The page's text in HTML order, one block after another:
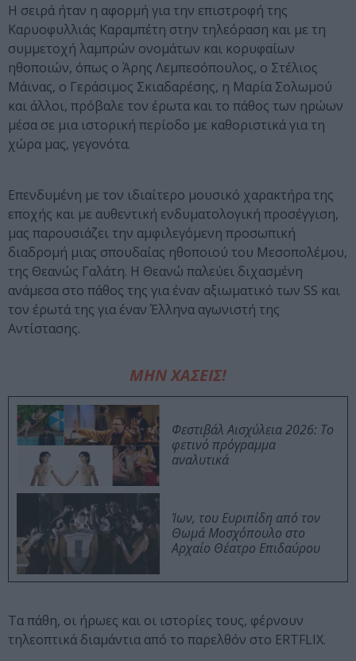
Η σειρά ήταν η αφορμή για την επιστροφή της
Καρυοφυλλιάς Καραμπέτη στην τηλεόραση και με τη
συμμετοχή λαμπρών ονομάτων και κορυφαίων
ηθοποιών, όπως ο Άρης Λεμπεσόπουλος, ο Στέλιος
Μάινας, ο Γεράσιμος Σκιαδαρέσης, η Μαρία Σολωμού
και άλλοι, πρόβαλε τον έρωτα και το πάθος των ηρώων
μέσα σε μια ιστορική περίοδο με καθοριστικά για τη
χώρα μας, γεγονότα.
Επενδυμένη με τον ιδιαίτερο μουσικό χαρακτήρα της
εποχής και με αυθεντική ενδυματολογική προσέγγιση,
μας παρουσιάζει την αμφιλεγόμενη προσωπική
διαδρομή μιας σπουδαίας ηθοποιού του Μεσοπολέμου,
της Θεανώς Γαλάτη. Η Θεανώ παλεύει διχασμένη
ανάμεσα στο πάθος της για έναν αξιωματικό των SS και
τον έρωτά της για έναν Έλληνα αγωνιστή της
Αντίστασης.
ΜΗΝ ΧΑΣΕΙΣ!
Φεστιβάλ Αισχύλεια 2026: Το
φετινό πρόγραμμα
αναλυτικά
Ίων, του Ευριπίδη από τον
Θωμά Μοσχόπουλο στο
Αρχαίο Θέατρο Επιδαύρου
Τα πάθη, οι ήρωες και οι ιστορίες τους, φέρνουν
τηλεοπτικά διαμάντια από το παρελθόν στο ERTFLIX.